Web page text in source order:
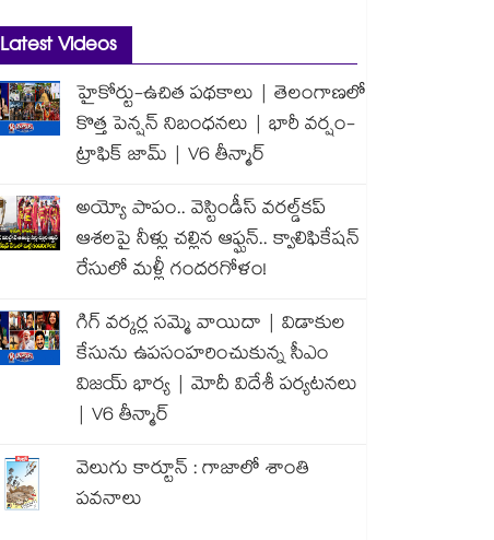
Latest Videos
హైకోర్టు-ఉచిత పథకాలు | తెలంగాణలో
కొత్త పెన్షన్ నిబంధనలు | భారీ వర్షం-
ట్రాఫిక్ జామ్ | V6 తీన్మార్
అయ్యో పాపం.. వెస్టిండీస్ వరల్డ్‌కప్
ఆశలపై నీళ్లు చల్లిన ఆఫ్ఘన్.. క్వాలిఫికేషన్
రేసులో మళ్లీ గందరగోళం!
గిగ్ వర్కర్ల సమ్మె వాయిదా | విడాకుల
కేసును ఉపసంహరించుకున్న సీఎం
విజయ్ భార్య | మోదీ విదేశీ పర్యటనలు
| V6 తీన్మార్
వెలుగు కార్టూన్ : గాజాలో శాంతి
పవనాలు